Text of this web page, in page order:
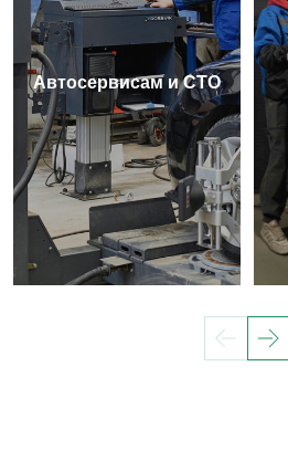
Автосервисам и СТО